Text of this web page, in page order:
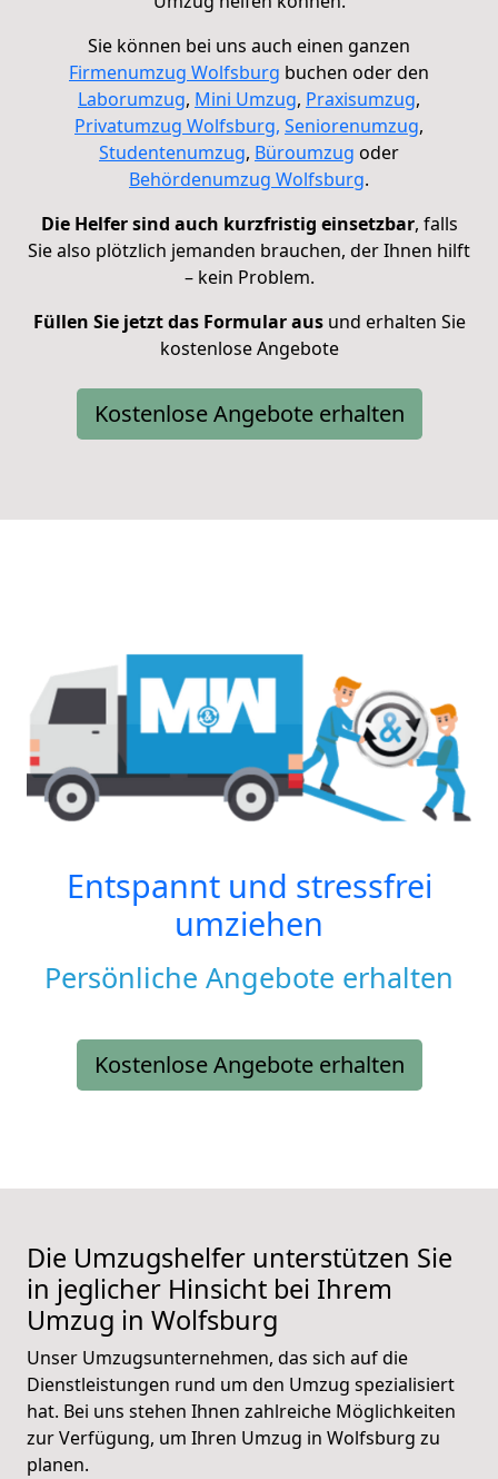
Sie können bei uns auch einen ganzen
Firmenumzug Wolfsburg buchen oder den
Laborumzug, Mini Umzug, Praxisumzug,
Privatumzug Wolfsburg, Seniorenumzug,
Studentenumzug, Büroumzug oder
Behördenumzug Wolfsburg.
Die Helfer sind auch kurzfristig einsetzbar, falls
Sie also plötzlich jemanden brauchen, der Ihnen hilft
– kein Problem.
Füllen Sie jetzt das Formular ausund erhalten Sie
kostenlose Angebote
Kostenlose Angebote erhalten
Entspannt und stressfrei
umziehen
Persönliche Angebote erhalten
Kostenlose Angebote erhalten
Die Umzugshelfer unterstützen Sie
in jeglicher Hinsicht bei Ihrem
Umzug in Wolfsburg
Unser Umzugsunternehmen, das sich auf die
Dienstleistungen rund um den Umzug spezialisiert
hat. Bei uns stehen Ihnen zahlreiche Möglichkeiten
zur Verfügung, um Ihren Umzug in Wolfsburg zu
planen.